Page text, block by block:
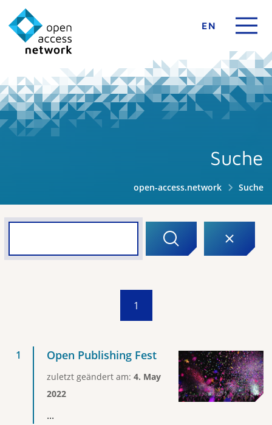
EN
Suche
open-access.network Suche
1
Open Publishing Fest
zuletzt geändert am: 4. May
2022
...